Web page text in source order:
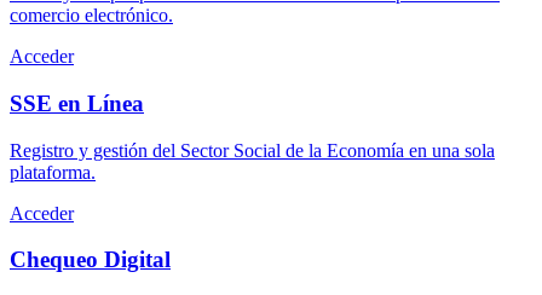
comercio electrónico.
Acceder
SSE en Línea
Registro y gestión del Sector Social de la Economía en una sola
plataforma.
Acceder
Chequeo Digital